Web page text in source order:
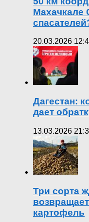
Махачкале
20.03.2026
Дагестан:
дает
13.03.2026
Три сорта
картофель